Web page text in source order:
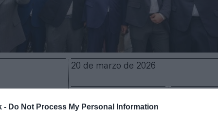
- Do Not Process My Personal Information
20 de marzo de 2026